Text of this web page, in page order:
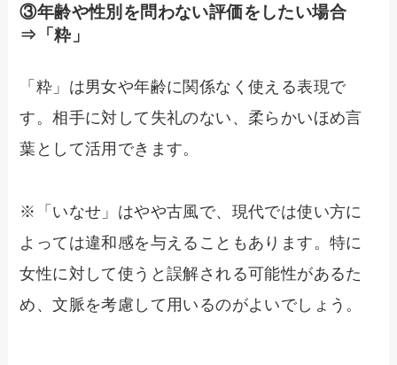
③年齢や性別を問わない評価をしたい場合
⇒「粋」
「粋」は男女や年齢に関係なく使える表現で
す。相手に対して失礼のない、柔らかいほめ言
葉として活用できます。
※「いなせ」はやや古風で、現代では使い方に
よっては違和感を与えることもあります。特に
女性に対して使うと誤解される可能性があるた
め、文脈を考慮して用いるのがよいでしょう。